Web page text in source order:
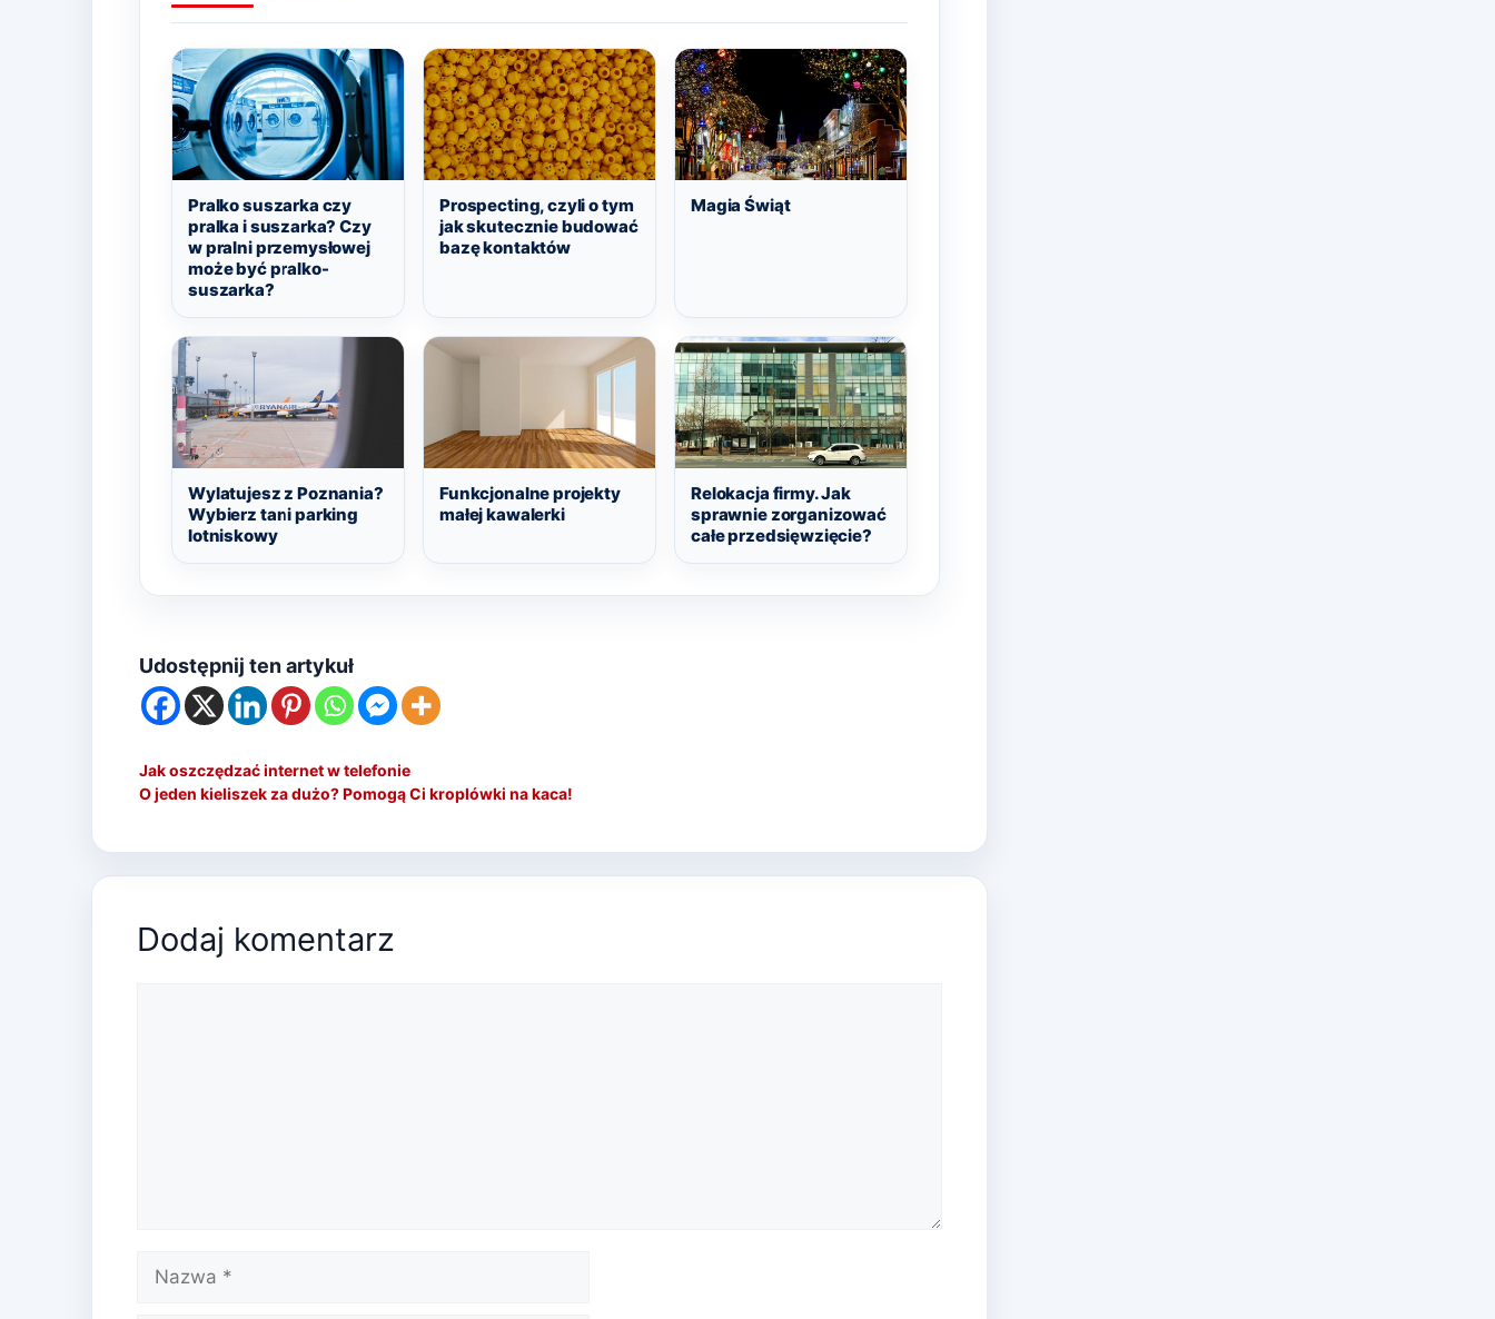
Pralko suszarka czy
pralka i suszarka? Czy
w pralni przemysłowej
może być pralko-
suszarka?
Prospecting, czyli o tym
jak skutecznie budować
bazę kontaktów
Magia Świąt
Wylatujesz z Poznania?
Wybierz tani parking
lotniskowy
Funkcjonalne projekty
małej kawalerki
Relokacja firmy. Jak
sprawnie zorganizować
całe przedsięwzięcie?
Udostępnij ten artykuł
Jak oszczędzać internet w telefonie
O jeden kieliszek za dużo? Pomogą Ci kroplówki na kaca!
Dodaj komentarz
Nazwa